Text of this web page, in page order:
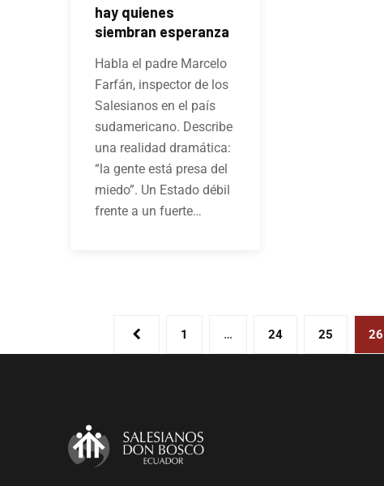
hay quienes
siembran esperanza
Habla el padre Marcelo
Farfán, inspector de los
Salesianos en el país
sudamericano. Describe
una realidad dramática:
“la gente está presa del
miedo”. Un Estado débil
frente a un fuerte…
1 … 24 25 26